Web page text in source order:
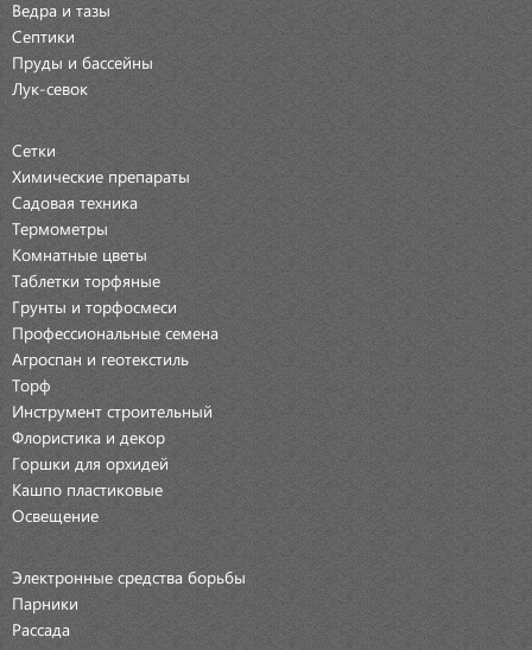
Ведра и тазы
Септики
Пруды и бассейны
Лук-севок
Сетки
Химические препараты
Садовая техника
Термометры
Комнатные цветы
Таблетки торфяные
Грунты и торфосмеси
Профессиональные семена
Агроспан и геотекстиль
Торф
Инструмент строительный
Флористика и декор
Горшки для орхидей
Кашпо пластиковые
Освещение
Электронные средства борьбы
Парники
Рассада